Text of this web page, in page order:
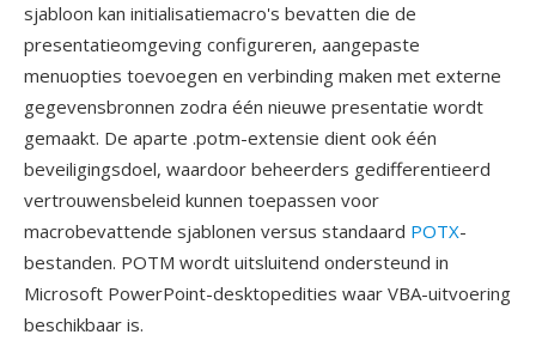
sjabloon kan initialisatiemacro's bevatten die de
presentatieomgeving configureren, aangepaste
menuopties toevoegen en verbinding maken met externe
gegevensbronnen zodra één nieuwe presentatie wordt
gemaakt. De aparte .potm-extensie dient ook één
beveiligingsdoel, waardoor beheerders gedifferentieerd
vertrouwensbeleid kunnen toepassen voor
macrobevattende sjablonen versus standaard POTX-
bestanden. POTM wordt uitsluitend ondersteund in
Microsoft PowerPoint-desktopedities waar VBA-uitvoering
beschikbaar is.